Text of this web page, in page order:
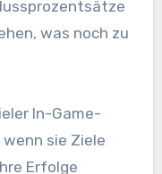
was noch zu
In-Game-
sie Ziele
Erfolge